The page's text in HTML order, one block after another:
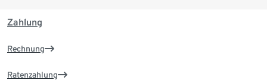
Zahlung
Rechnung
Ratenzahlung